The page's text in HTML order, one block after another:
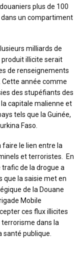
plus de 100
un compartiment
milliards de
illicite serait
de renseignements
année comme
des stupéfiants des
capitale malienne et
tels que la Guinée,
Faso.
faire le lien entre la
et terroristes. En
de la drogue a
que la saisie met en
de la Douane
Mobile
ces flux illicites
dans la
santé publique.